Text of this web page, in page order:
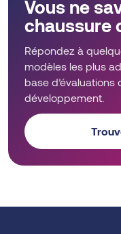
Vous ne
chaussure
Répondez à
modèles les plus
base
développement.